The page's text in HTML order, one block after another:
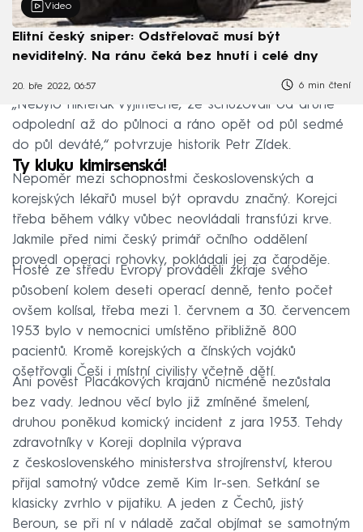
Video
Elitní český sniper: Odstřelovač musí být
neviditelný. Na ránu čeká bez hnutí i celé dny
20. bře 2022, 06:57 6 min čtení
„Nebylo nikterak výjimečné, že schůzovali od druhé
odpolední až do půlnoci a ráno opět od půl sedmé
do půl deváté,“ potvrzuje historik Petr Zídek.
Ty kluku kimirsenská!
Nepoměr mezi schopnostmi československých a
korejských lékařů musel být opravdu značný. Korejci
třeba během války vůbec neovládali transfúzi krve.
Jakmile před nimi český primář očního oddělení
provedl operaci rohovky, pokládali jej za čaroděje.
Hosté ze středu Evropy prováděli zkraje svého
působení kolem deseti operací denně, tento počet
ovšem kolísal, třeba mezi 1. červnem a 30. červencem
1953 bylo v nemocnici umístěno přibližně 800
pacientů. Kromě korejských a čínských vojáků
ošetřovali Češi i místní civilisty včetně dětí.
Ani pověst Placákových krajanů nicméně nezůstala
bez vady. Jednou věcí bylo již zmíněné šmelení,
druhou poněkud komický incident z jara 1953. Tehdy
zdravotníky v Koreji doplnila výprava
z československého ministerstva strojírenství, kterou
přijal samotný vůdce země Kim Ir-sen. Setkání se
klasicky zvrhlo v pijatiku. A jeden z Čechů, jistý
Beroun, se při ní v náladě začal objímat se samotným